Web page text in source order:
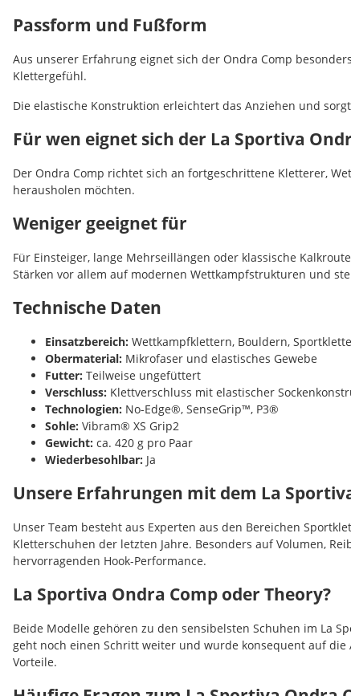
Passform und Fußform
Aus unserer Erfahrung eignet sich der Ondra Comp
Klettergefühl.
Die elastische Konstruktion erleichtert das Anziehen und
Für wen eignet sich der La Sportiva
Der Ondra Comp richtet sich an fortgeschrittene Kletterer,
herausholen möchten.
Weniger geeignet für
Für Einsteiger, lange Mehrseillängen oder klassische
Stärken vor allem auf modernen Wettkampfstrukturen und
Technische Daten
Einsatzbereich: Wettkampfklettern, Bouldern,
Obermaterial: Mikrofaser und elastisches Gewebe
Futter: Teilweise ungefüttert
Verschluss: Klettverschluss mit elastischer
Technologien: No-Edge®, SenseGrip™, P3®
Sohle: Vibram® XS Grip2
Gewicht: ca. 420 g pro Paar
Wiederbesohlbar: Ja
Unsere Erfahrungen mit dem La
Unser Team besteht aus Experten aus den Bereichen
Kletterschuhen der letzten Jahre. Besonders auf Volumen,
hervorragenden Hook-Performance.
La Sportiva Ondra Comp oder Theory?
Beide Modelle gehören zu den sensibelsten Schuhen im La
geht noch einen Schritt weiter und wurde konsequent auf
Vorteile.